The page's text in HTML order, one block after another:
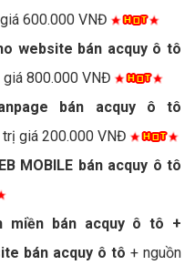
600.000 VNĐ
website bán acquy ô tô
giá 800.000 VNĐ
bán acquy ô tô
giá 200.000 VNĐ
MOBILE bán acquy ô tô
miền bán acquy ô tô +
bán acquy ô tô + nguồn